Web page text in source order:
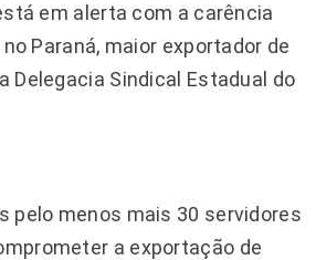
em alerta com a carência
Paraná, maior exportador de
Delegacia Sindical Estadual do
pelo menos mais 30 servidores
a exportação de